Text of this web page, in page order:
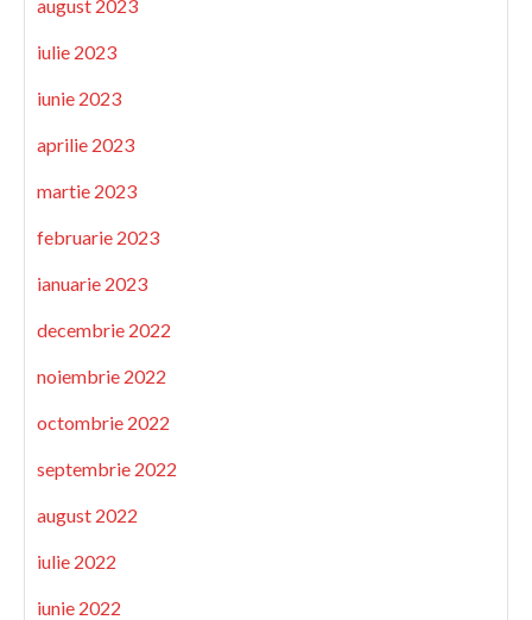
august 2023
iulie 2023
iunie 2023
aprilie 2023
martie 2023
februarie 2023
ianuarie 2023
decembrie 2022
noiembrie 2022
octombrie 2022
septembrie 2022
august 2022
iulie 2022
iunie 2022